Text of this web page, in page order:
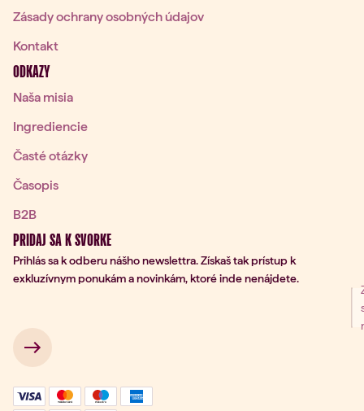
Zásady ochrany osobných údajov
Kontakt
ODKAZY
Naša misia
Ingrediencie
Časté otázky
Časopis
B2B
PRIDAJ SA K SVORKE
Prihlás sa k odberu nášho newslettra. Získaš tak prístup k
exkluzívnym ponukám a novinkám, ktoré inde nenájdete.
na odber
→